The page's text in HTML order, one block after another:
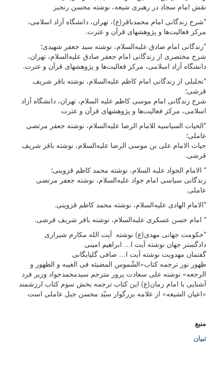
نقش امام سجاد در رهبری شیعه، نوشته محسن رنجبر
*شرح زندگانی امام محمدباقر(ع)، تهران، دانشگاه آزاد اسلامی،
مرکز فعالیت‌ها و پژوهشهای قرآن و عترت.
*زندگانی امام صادق علیه‌السلام، نوشته سید جعفر شهیدی؛
شرح مختصری از زندگانی امام جعفر صادق علیه‌السلام، تهران،
دانشگاه آزاد اسلامی، مرکز فعالیت‌ها و پژوهشهای قرآن و عترت.
*تحلیلی از زندگانی امام کاظم علیه‌السلام، نوشته باقر شریف
قرشی؛
شرح زندگانی امام موسی کاظم علیه السلام، تهران، دانشگاه آزاد
اسلامی، مرکز فعالیت‌ها و پژوهشهای قرآن و عترت
*الحیات السیاسیه للامام الرضا علیه‌السلام، نوشته جعفر مرتضی
عاملی؛
حیات الامام علی بن موسی الرضا علیه‌السلام، نوشته باقر شریف
قرشی.
* الامام الجواد علیه السلام، نوشته محمد کاظم قزوینی؛
زندگانی سیاسی امام جواد علیه‌السلام، نوشته جعفر مرتضی
عاملی.
*الامام الهادی علیه‌السلام، نوشته محمد کاظم قزوینی.
* امام حسن عسکری علیه‌السلام، نوشته باقر شریف قرشی.
*حکومت جهانی مهدی(ع) نوشته آیت الله مکارم شیرازی
دادگستر جهان نوشته آیت ا… ابراهیم امینی
گفتمان مهدویت نوشته آیت ا… صافی گلپایگانی
ظهور نور ترجمه کتاب«الشّموس المضیئه فی الغیبه و الظهور و
الرجعه» نوشته علی سعادت پرور مترجم سیدمحمدجواد وزیر فرد
آشنایی با امام زمان(ع) این کتاب ترجمه بخش سوم کتاب ارزشمند
«اعیان الشیعه» از علامه بزرگوار سیّد محسن جبل عاملی است
منبع
تبیان